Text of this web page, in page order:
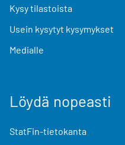
Kysy tilastoista
Usein kysytyt kysymykset
Medialle
Löydä nopeasti
StatFin-tietokanta